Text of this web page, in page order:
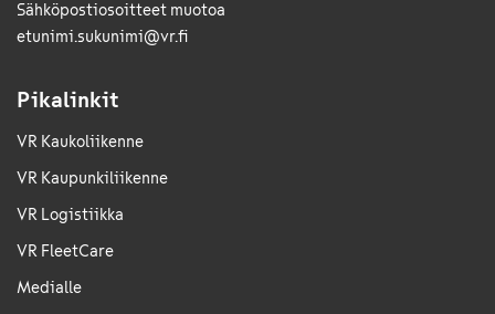
Sähkö­posti­osoitteet muotoa
etunimi.sukunimi@vr.fi
Pikalinkit
VR Kaukoliikenne
VR Kaupunkiliikenne
VR Logistiikka
VR FleetCare
Medialle